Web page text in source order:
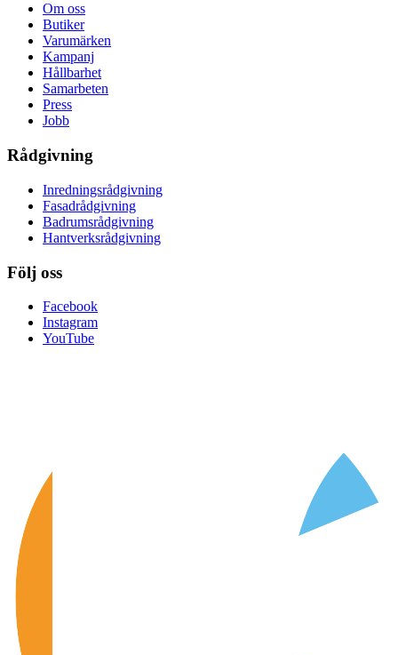
Om oss
Butiker
Varumärken
Kampanj
Hållbarhet
Samarbeten
Press
Jobb
Rådgivning
Inredningsrådgivning
Fasadrådgivning
Badrumsrådgivning
Hantverksrådgivning
Följ oss
Facebook
Instagram
YouTube